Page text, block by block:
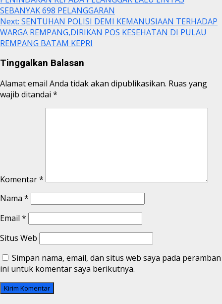
SEBANYAK 698 PELANGGARAN
Next: SENTUHAN POLISI DEMI KEMANUSIAAN TERHADAP
WARGA REMPANG,DIRIKAN POS KESEHATAN DI PULAU
REMPANG BATAM KEPRI
Tinggalkan Balasan
Alamat email Anda tidak akan dipublikasikan. Ruas yang
wajib ditandai *
Komentar*
Nama *
Email *
Situs Web
Simpan nama, email, dan situs web saya pada peramban
ini untuk komentar saya berikutnya.